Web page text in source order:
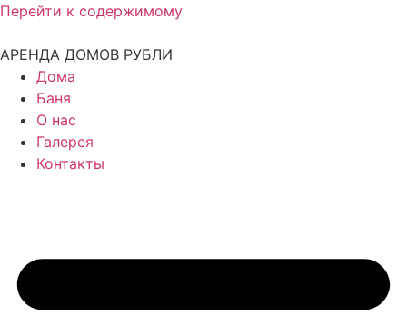
Перейти к содержимому
АРЕНДА ДОМОВ РУБЛИ
Дома
Баня
О нас
Галерея
Контакты